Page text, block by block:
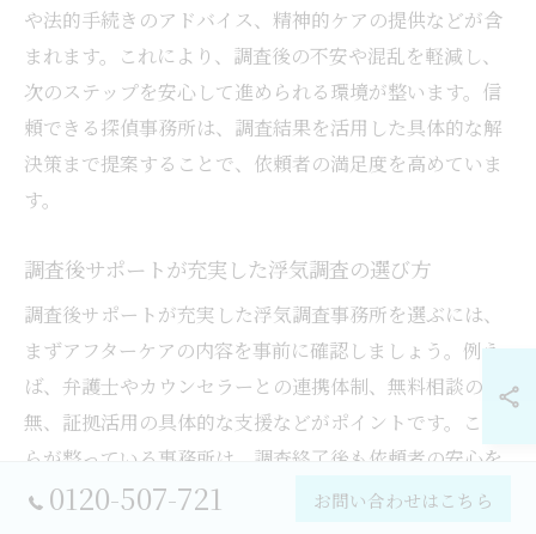
や法的手続きのアドバイス、精神的ケアの提供などが含
まれます。これにより、調査後の不安や混乱を軽減し、
次のステップを安心して進められる環境が整います。信
頼できる探偵事務所は、調査結果を活用した具体的な解
決策まで提案することで、依頼者の満足度を高めていま
す。
調査後サポートが充実した浮気調査の選び方
調査後サポートが充実した浮気調査事務所を選ぶには、
まずアフターケアの内容を事前に確認しましょう。例え
ば、弁護士やカウンセラーとの連携体制、無料相談の有
無、証拠活用の具体的な支援などがポイントです。これ
らが整っている事務所は、調査終了後も依頼者の安心を
第一に考えたサービスを提供しています。選択時には口
0120-507-721 お問い合わせはこちら